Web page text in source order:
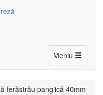
Meniu Toggle
ferăstrău panglică 40mm